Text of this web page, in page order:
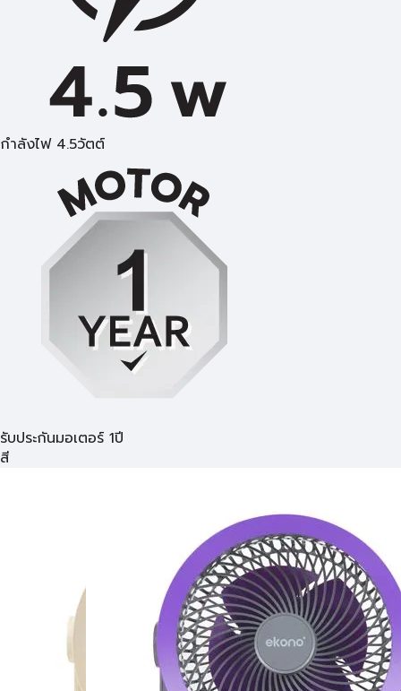
กำลังไฟ 4.5วัตต์
รับประกันมอเตอร์ 1ปี
สี